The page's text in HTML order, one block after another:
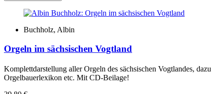
Buchholz, Albin
Orgeln im sächsischen Vogtland
Komplettdarstellung aller Orgeln des sächsischen Vogtlandes, dazu
Orgelbauerlexikon etc. Mit CD-Beilage!